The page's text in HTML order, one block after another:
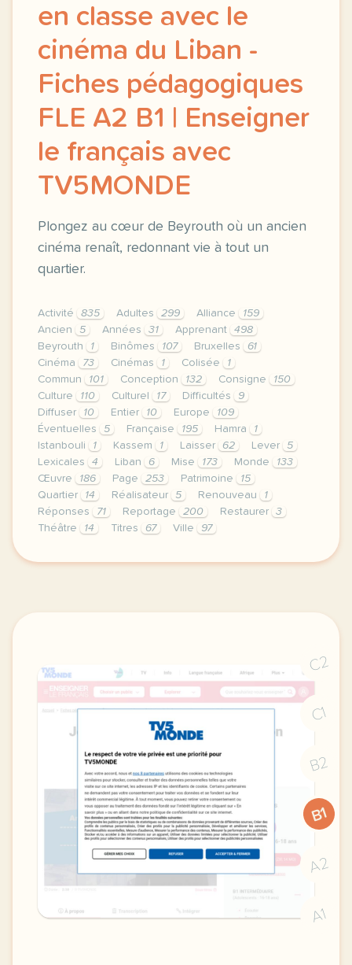
en classe avec le
cinéma du Liban -
Fiches pédagogiques
FLE A2 B1 | Enseigner
le français avec
TV5MONDE
Plongez au cœur de Beyrouth où un ancien
cinéma renaît, redonnant vie à tout un
quartier.
Activité 835 Adultes 299 Alliance
159
Ancien
5 Années 31 Apprenant
498
Beyrouth
1 Binômes 107 Bruxelles
61
Cinéma
73 Cinémas 1 Colisée
1
Commun
101 Conception 132 Consigne
150
Culture
110 Culturel 17 Difficultés
9
Diffuser
10 Entier 10 Europe
109
Éventuelles
5 Française 195 Hamra
1
Istanbouli
1 Kassem 1 Laisser 62 Lever
5
Lexicales
4 Liban 6 Mise 173 Monde
133
Œuvre
186 Page 253 Patrimoine
15
Quartier
14 Réalisateur 5 Renouveau
1
Réponses
71 Reportage 200 Restaurer
3
Théâtre
14 Titres 67 Ville 97
continuer sans accepter le respect de votre vie
C2
C1
B2
B1
A2
A1